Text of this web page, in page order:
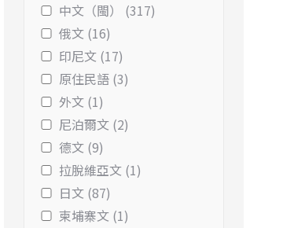
中文（閩） (317)
俄文 (16)
印尼文 (17)
原住民語 (3)
外文 (1)
尼泊爾文 (2)
德文 (9)
拉脫維亞文 (1)
日文 (87)
柬埔寨文 (1)